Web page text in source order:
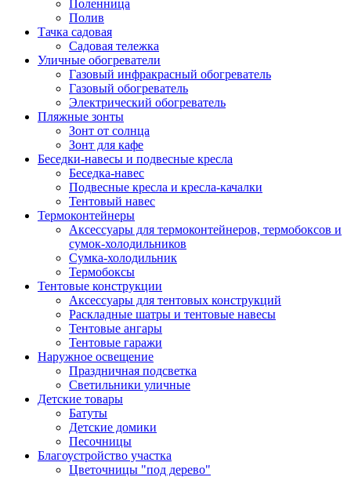
Поленница
Полив
Тачка садовая
Садовая тележка
Уличные обогреватели
Газовый инфракрасный обогреватель
Газовый обогреватель
Электрический обогреватель
Пляжные зонты
Зонт от солнца
Зонт для кафе
Беседки-навесы и подвесные кресла
Беседка-навес
Подвесные кресла и кресла-качалки
Тентовый навес
Термоконтейнеры
Аксессуары для термоконтейнеров, термобоксов и
сумок-холодильников
Сумка-холодильник
Термобоксы
Тентовые конструкции
Аксессуары для тентовых конструкций
Раскладные шатры и тентовые навесы
Тентовые ангары
Тентовые гаражи
Наружное освещение
Праздничная подсветка
Светильники уличные
Детские товары
Батуты
Детские домики
Песочницы
Благоустройство участка
Цветочницы "под дерево"